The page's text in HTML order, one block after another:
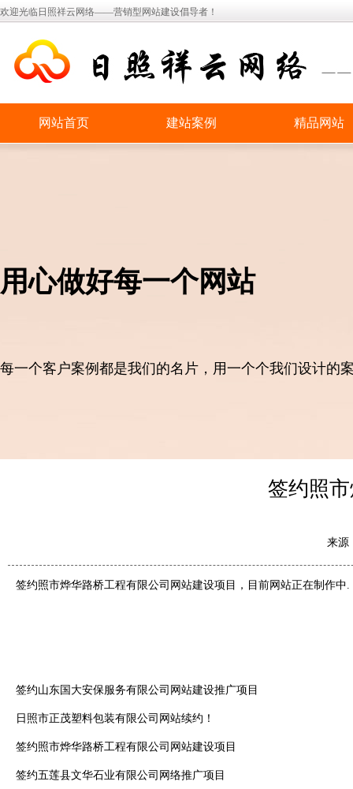
欢迎光临日照祥云网络——营销型网站建设倡导者！
网站首页 建站案例 精品网站
用心做好每一个网站
每一个客户案例都是我们的名片，用一个个我们设计的
签约照
来
签约照市烨华路桥工程有限公司网站建设项目，目前网站正在制作中.
签约山东国大安保服务有限公司网站建设推广项目
日照市正茂塑料包装有限公司网站续约！
签约照市烨华路桥工程有限公司网站建设项目
签约五莲县文华石业有限公司网络推广项目